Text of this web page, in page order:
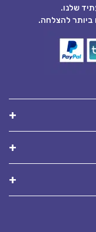
שלנו.
ביותר להצלחה.